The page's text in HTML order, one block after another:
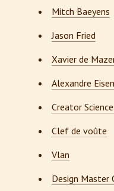
Mitch Baeyens
Jason Fried
Xavier de
Alexandre
Creator
Clef de voûte
Vlan
Design Master